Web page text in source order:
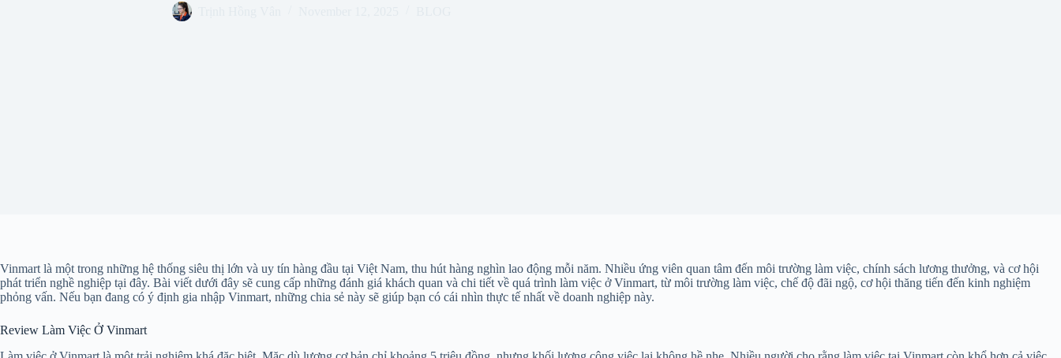
Vinmart là một trong những hệ thống siêu thị lớn và uy tín hàng đầu tại Việt Nam, thu hút hàng nghìn lao động mỗi năm. Nhiều ứng viên quan tâm đến môi trường làm việc, chính sách lương thưởng, và cơ hội
phát triển nghề nghiệp tại đây. Bài viết dưới đây sẽ cung cấp những đánh giá khách quan và chi tiết về quá trình làm việc ở Vinmart, từ môi trường làm việc, chế độ đãi ngộ, cơ hội thăng tiến đến kinh nghiệm
phỏng vấn. Nếu bạn đang có ý định gia nhập Vinmart, những chia sẻ này sẽ giúp bạn có cái nhìn thực tế nhất về doanh nghiệp này.
Review Làm Việc Ở Vinmart